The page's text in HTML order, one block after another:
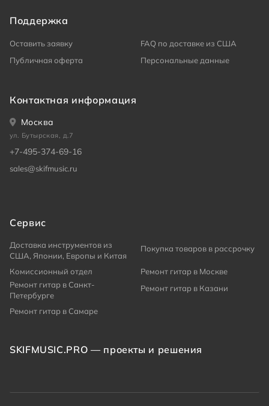
Поддержка
Оставить заявку
FAQ по доставке из США
Публичная оферта
Персональные данные
Контактная информация
Москва
ул. Бутырская, д.7
+7-495-374-69-16
sales@skifmusic.ru
Сервис
Доставка инструментов из
США, Японии, Европы и Китая
Покупка товаров в рассрочку
Комиссионный отдел
Ремонт гитар в Москве
Ремонт гитар в Санкт-
Петербурге
Ремонт гитар в Казани
Ремонт гитар в Самаре
SKIFMUSIC.PRO — проекты и решения